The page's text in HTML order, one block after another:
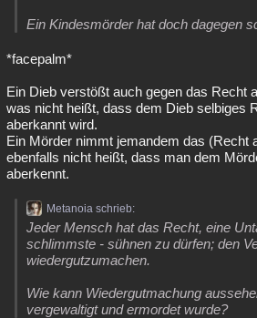
Ein Kindesmörder hat doch dagegen
*facepalm*
Ein Dieb verstößt auch gegen das Recht
was nicht heißt, dass dem Dieb selbiges
aberkannt wird.
Ein Mörder nimmt jemandem das (Recht
ebenfalls nicht heißt, dass man dem
aberkennt.
Metanoia schrieb:
Jeder Mensch hat das Recht, eine
schlimmste - sühnen zu dürfen; den
wiedergutzumachen.
Wie kann Wiedergutmachung
vergewaltigt und ermordet wurde?